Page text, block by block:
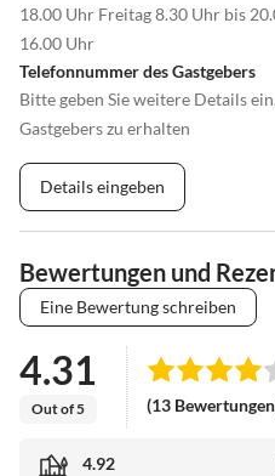
18.00 Uhr Freitag 8.30 Uhr bis
16.00 Uhr
Telefonnummer des Gastgebers
Bitte geben Sie weitere Details
Gastgebers zu erhalten
Details eingeben
Bewertungen und
Eine Bewertung schreiben
4.31
Out of 5 (13
4.92